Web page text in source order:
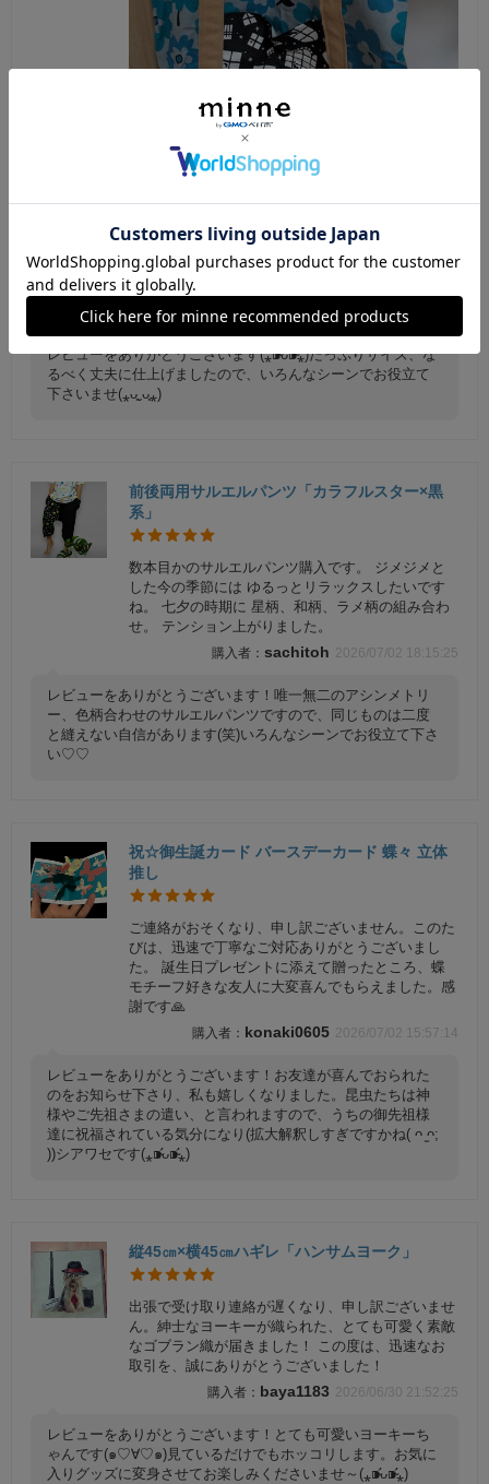
本日無事に届きました💝✨ とっても可愛いファスナ
ートート来ましたーーーっ😆💕💕💕 しかもめっち
ゃ物が入ります😳💓💓💓もう大大大満足です🤭💗💗
💗 この度も素敵なお品をありがとうございました
🥰🥰 またよろしくお願いします🙇‍♀♡♡
1412-k 2026/07/05 17:37:11
レビューをありがとうございます(⁎⁍̴̛ᴗ⁍̴̛⁎)たっぷりサイズ、な
るべく丈夫に仕上げましたので、いろんなシーンでお役立て
下さいませ(⁎ᴗ͈ˬᴗ͈⁎)
前後両用サルエルパンツ「カラフルスター×黒
系」
数本目かのサルエルパンツ購入です。 ジメジメと
した今の季節には ゆるっとリラックスしたいです
ね。 七夕の時期に 星柄、和柄、ラメ柄の組み合わ
せ。 テンション上がりました。
sachitoh 2026/07/02 18:15:25
レビューをありがとうございます！唯一無二のアシンメトリ
ー、色柄合わせのサルエルパンツですので、同じものは二度
と縫えない自信があります(笑)いろんなシーンでお役立て下さ
い♡♡
祝☆御生誕カード バースデーカード 蝶々 立体
推し
ご連絡がおそくなり、申し訳ございません。このた
びは、迅速で丁寧なご対応ありがとうございまし
た。 誕生日プレゼントに添えて贈ったところ、蝶
モチーフ好きな友人に大変喜んでもらえました。感
謝です🙏
konaki0605 2026/07/02 15:57:14
レビューをありがとうございます！お友達が喜んでおられた
のをお知らせ下さり、私も嬉しくなりました。昆虫たちは神
様やご先祖さまの遣い、と言われますので、うちの御先祖様
達に祝福されている気分になり(拡大解釈しすぎですかね( ᴖ ̫ᴖ;
))シアワセです(⁎⁍̴̛ᴗ⁍̴̛⁎)
縦45㎝×横45㎝ハギレ「ハンサムヨーク」
出張で受け取り連絡が遅くなり、申し訳ございませ
ん。紳士なヨーキーが織られた、とても可愛く素敵
なゴブラン織が届きました！ この度は、迅速なお
取引を、誠にありがとうございました！
baya1183 2026/06/30 21:52:25
レビューをありがとうございます！とても可愛いヨーキーち
ゃんです(๑♡∀♡๑)見ているだけでもホッコリします。お気に
入りグッズに変身させてお楽しみくださいませ～(⁎⁍̴̛ᴗ⁍̴̛⁎)